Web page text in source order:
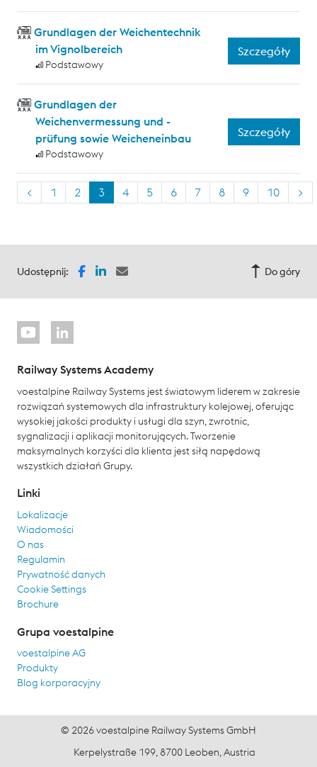
Grundlagen der Weichentechnik
im Vignolbereich
Podstawowy
Szczegóły
Grundlagen der
Weichenvermessung und -
prüfung sowie Weicheneinbau
Podstawowy
Szczegóły
< 1 2 3 4 5 6 7 8 9 10 >
Udostępnij: Do góry
Railway Systems Academy
voestalpine Railway Systems jest światowym liderem w zakresie
rozwiązań systemowych dla infrastruktury kolejowej, oferując
wysokiej jakości produkty i usługi dla szyn, zwrotnic,
sygnalizacji i aplikacji monitorujących. Tworzenie
maksymalnych korzyści dla klienta jest siłą napędową
wszystkich działań Grupy.
Linki
Lokalizacje
Wiadomości
O nas
Regulamin
Prywatność danych
Cookie Settings
Brochure
Grupa voestalpine
voestalpine AG
Produkty
Blog korporacyjny
© 2026 voestalpine Railway Systems GmbH
Kerpelystraße 199, 8700 Leoben, Austria